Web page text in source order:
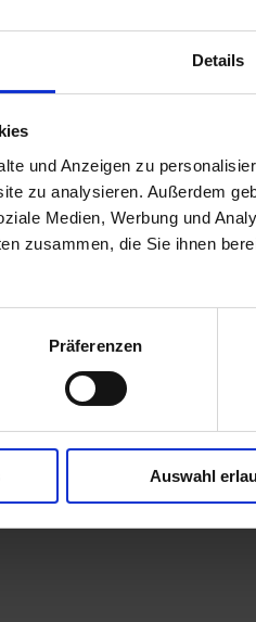
Details
und Anzeigen zu
zu analysieren. Außerdem
Medien, Werbung und
zusammen, die Sie ihnen
Präferenzen
Auswahl